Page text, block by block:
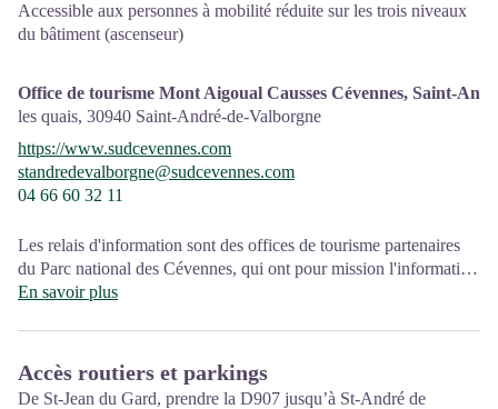
Sur place : expositions temporaires, animations au départ du site
et boutique
Accessible aux personnes à mobilité réduite sur les trois niveaux
du bâtiment (ascenseur)
Office de tourisme Mont Aigoual Causses Cévennes, Saint-
les quais, 30940 Saint-André-de-Valborgne
https://www.sudcevennes.com
standredevalborgne@sudcevennes.com
04 66 60 32 11
Les relais d'information sont des offices de tourisme partenaires
du Parc national des Cévennes, qui ont pour mission l'information
et la sensibilisation sur l'offre de découverte et d'animation ainsi
En savoir plus
Accès routiers et parkings
De St-Jean du Gard, prendre la D907 jusqu’à St-André de